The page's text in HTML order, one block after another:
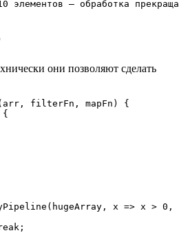
они позволяют сделать
filterFn, mapFn) {
{
x => x >